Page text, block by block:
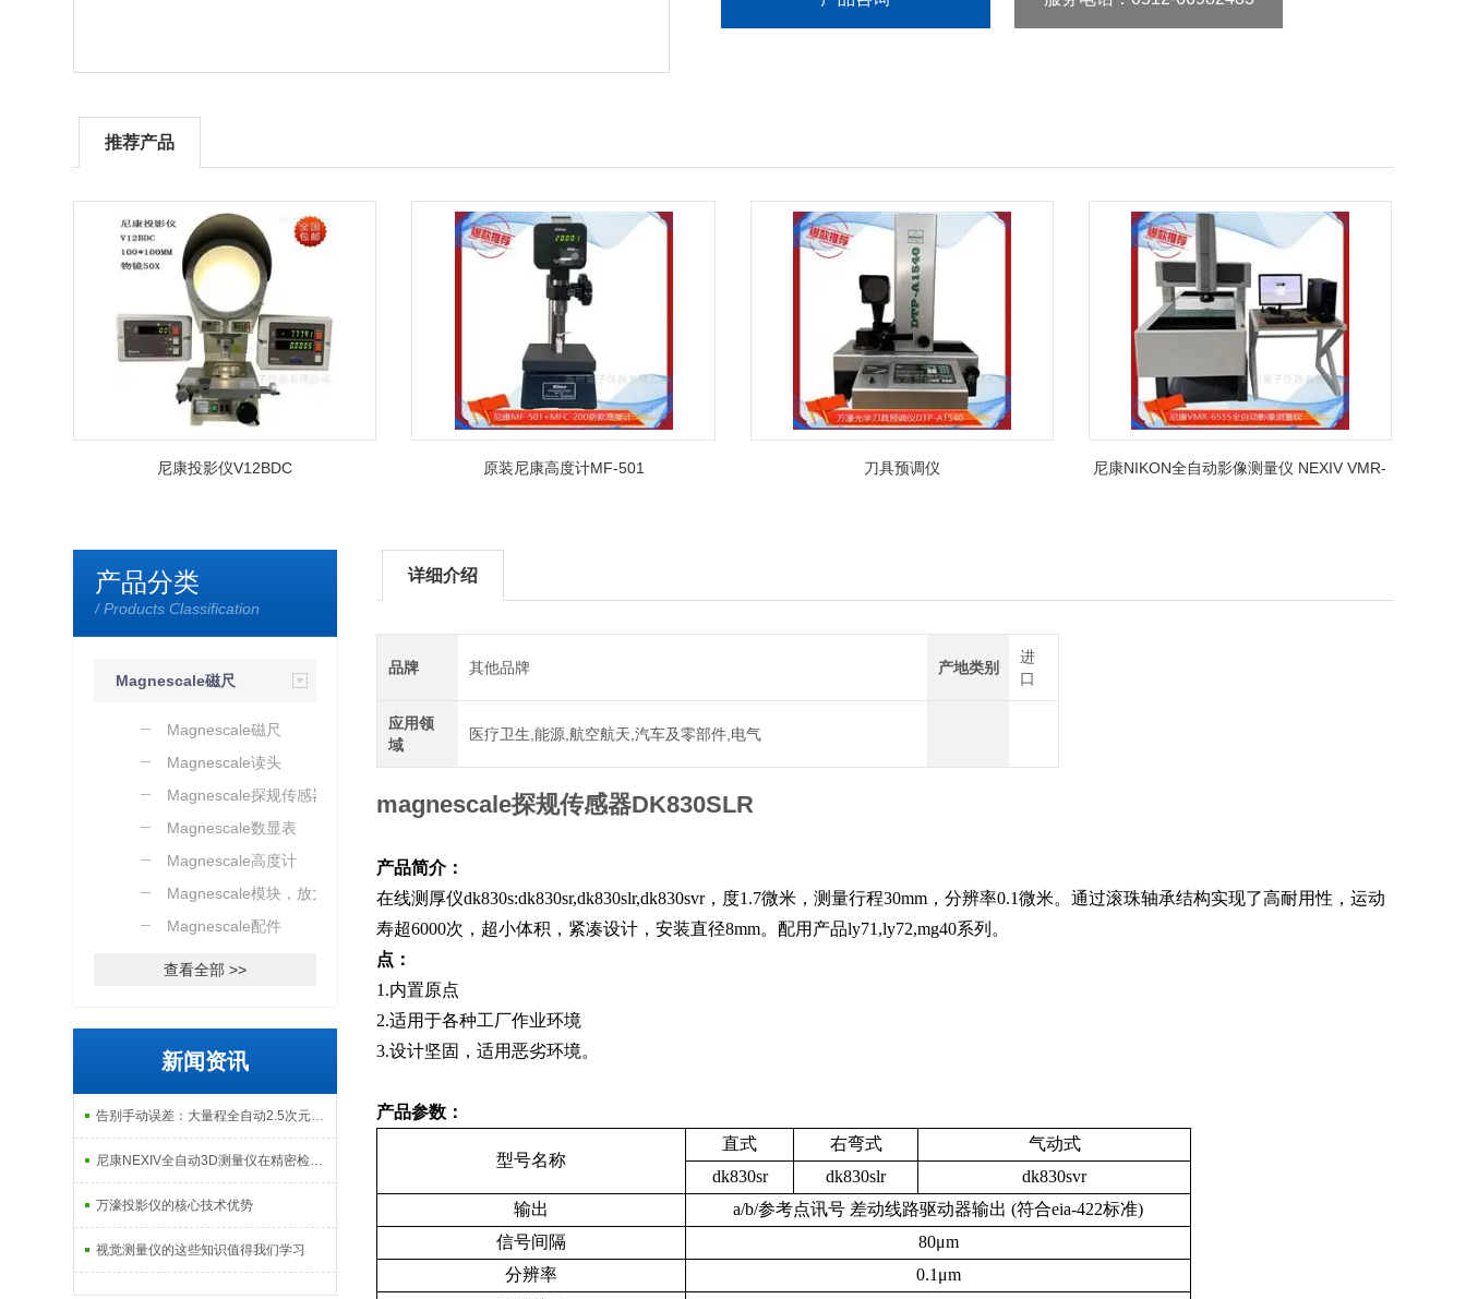
推荐产品
尼康投影仪V12BDC 原装尼康高度计MF-501 刀具预调仪
尼康NIKON全自动影像测量仪 NEXIV VMR-
产品分类
/ Products Classification
Magnescale磁尺
Magnescale磁尺
Magnescale读头
Magnescale探规传感器
Magnescale数显表
Magnescale高度计
Magnescale模块，放大器
Magnescale配件
查看全部 >>
新闻资讯
告别手动误差：大量程全自动2.5次元测量机如何实现高效精密质检？
尼康NEXIV全自动3D测量仪在精密检测中的应用
万濠投影仪的核心技术优势
视觉测量仪的这些知识值得我们学习
详细介绍
品牌 其他品牌 产地类别
进
口
应用领
域
医疗卫生,能源,航空航天,汽车及零部件,电气
magnescale探规传感器DK830SLR
产品简介：
在线测厚仪dk830s:dk830sr,dk830slr,dk830svr，度1.7微米，测量行程30mm ，分辨率0.1微米。通过滚珠轴承结构实现了高耐用性，运动
寿超6000次，超小体积，紧凑设计，安装直径8mm。配用产品ly71,ly72,mg40系列。
点：
1.内置原点
2.适用于各种工厂作业环境
3.设计坚固，适用恶劣环境。
产品参数：
型号名称
直式 右弯式
气动式
dk830sr
dk830slr
dk830svr
输出
a/b/参考点讯号 差动线路驱动器输出(符合eia-422标准)
信号间隔
80μm
分辨率
0.1 μm